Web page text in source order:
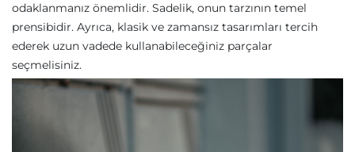
odaklanmanız önemlidir. Sadelik, onun tarzının temel
prensibidir. Ayrıca, klasik ve zamansız tasarımları tercih
ederek uzun vadede kullanabileceğiniz parçalar
seçmelisiniz.